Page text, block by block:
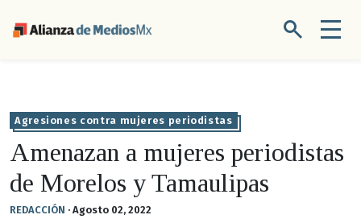
Agresiones contra mujeres periodistas
Amenazan a mujeres periodistas
de Morelos y Tamaulipas
REDACCIÓN · Agosto 02, 2022